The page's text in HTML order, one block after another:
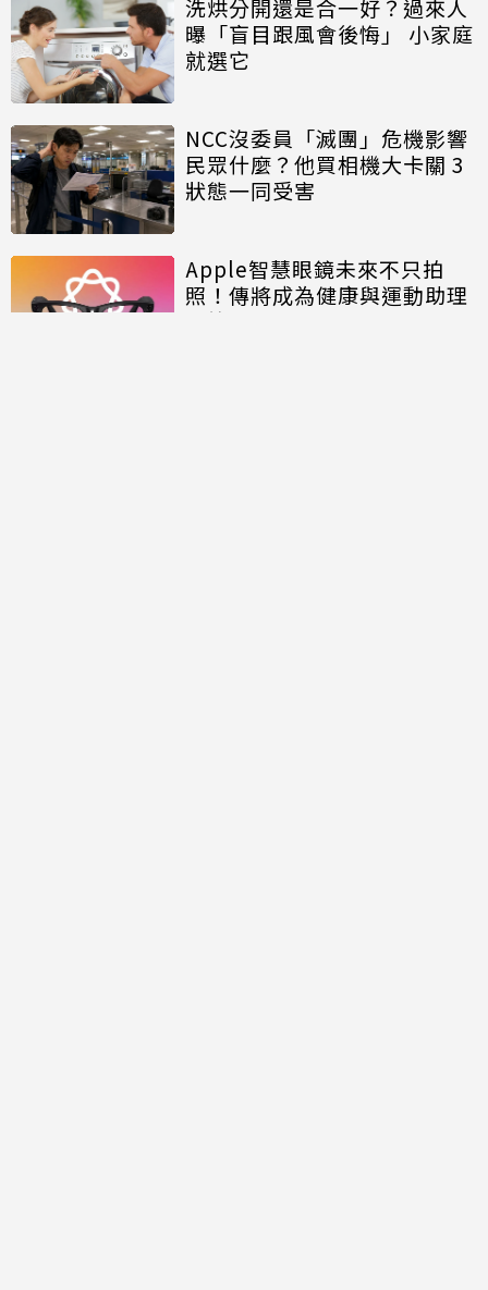
洗烘分開還是合一好？過來人
曝「盲目跟風會後悔」 小家庭
就選它
NCC沒委員「滅團」危機影響
民眾什麼？他買相機大卡關 3
狀態一同受害
Apple智慧眼鏡未來不只拍
照！傳將成為健康與運動助理
但第一代可能不支援